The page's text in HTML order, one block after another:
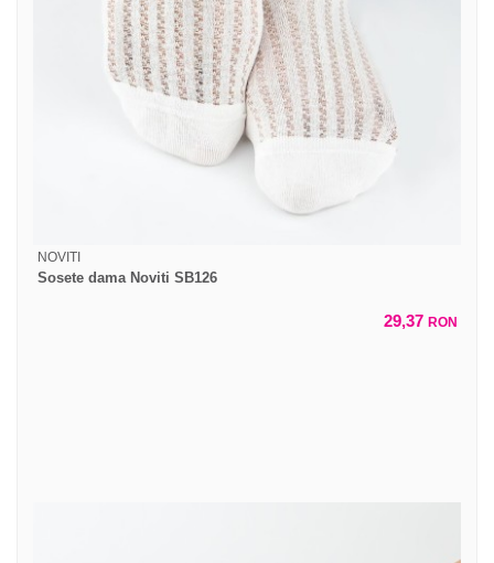
NOVITI
Sosete dama Noviti SB126
29,37 RON